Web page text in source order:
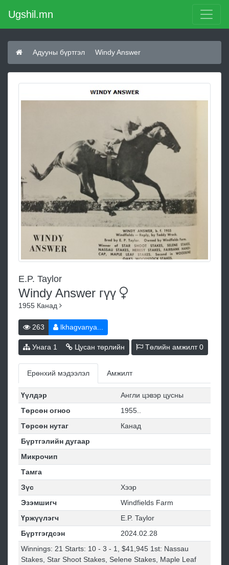
Ugshil.mn
Адууны бүртгэл Windy Answer
E.P. Taylor
Windy Answer гүү
1955 Канад
263 lkhagvanya...
Унага 1 Цусан төрлийн Төлийн амжилт0
Ерөнхий мэдээлэл Амжилт
Үүлдэр
Англи цэвэр цусны
Төрсөн огноо
1955..
Төрсөн нутаг
Канад
Бүртгэлийн дугаар
Микрочип
Тамга
Зүс
Хээр
Эзэмшигч
Windfields Farm
Үржүүлэгч
E.P. Taylor
Бүртгэгдсэн
2024.02.28
Winnings: 21 Starts: 10 - 3 - 1, $41,945 1st: Nassau
Stakes, Star Shoot Stakes, Selene Stakes, Maple Leaf